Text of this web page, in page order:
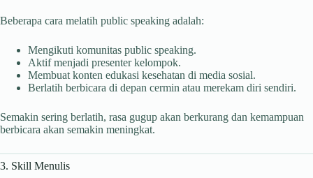
Beberapa cara melatih public speaking adalah:
Mengikuti komunitas public speaking.
Aktif menjadi presenter kelompok.
Membuat konten edukasi kesehatan di media sosial.
Berlatih berbicara di depan cermin atau merekam diri sendiri.
Semakin sering berlatih, rasa gugup akan berkurang dan kemampuan
berbicara akan semakin meningkat.
3. Skill Menulis